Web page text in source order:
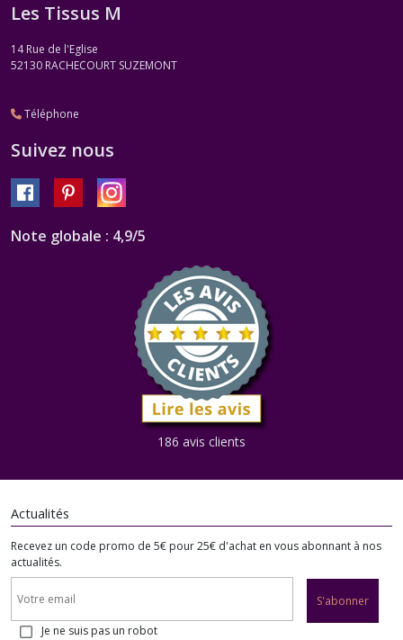
Les Tissus M
14 Rue de l'Eglise
52130 RACHECOURT SUZEMONT
Téléphone
Suivez nous
Note globale : 4,9/5
186 avis clients
Actualités
Recevez un code promo de 5€ pour 25€ d'achat en vous abonnant à nos
actualités.
S'abonner
Je ne suis pas un robot